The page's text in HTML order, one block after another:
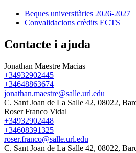
Beques universitàries 2026-2027
Convalidacions crèdits ECTS
Contacte i ajuda
Jonathan Maestre Macias
+34932902445
+34648863674
jonathan.maestre@salle.url.edu
C. Sant Joan de La Salle 42, 08022,
Roser Franco Vidal
+34932902448
+34608391325
roser.franco@salle.url.edu
C. Sant Joan de La Salle 42, 08022,